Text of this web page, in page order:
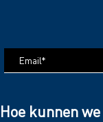
Hoe kunnen